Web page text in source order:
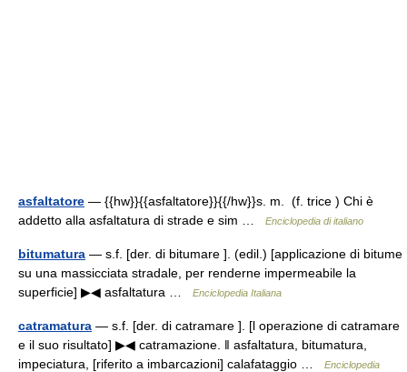
asfaltatore — {{hw}}{{asfaltatore}}{{/hw}}s. m. (f. trice ) Chi è
addetto alla asfaltatura di strade e sim …
Enciclopedia di italiano
bitumatura — s.f. [der. di bitumare ]. (edil.) [applicazione di bitume
su una massicciata stradale, per renderne impermeabile la
superficie] ▶◀ asfaltatura …
Enciclopedia Italiana
catramatura — s.f. [der. di catramare ]. [l operazione di catramare
e il suo risultato] ▶◀ catramazione. ‖ asfaltatura, bitumatura,
impeciatura, [riferito a imbarcazioni] calafataggio …
Enciclopedia